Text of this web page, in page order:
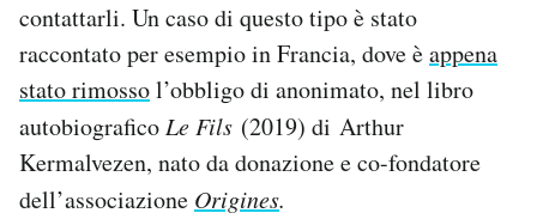
contattarli. Un caso di questo tipo è stato
raccontato per esempio in Francia, dove èappena
stato rimossol’obbligo di anonimato, nel libro
autobiograficoLe Fils (2019) di Arthur
Kermalvezen, nato da donazione e co-fondatore
dell’associazione Origines.